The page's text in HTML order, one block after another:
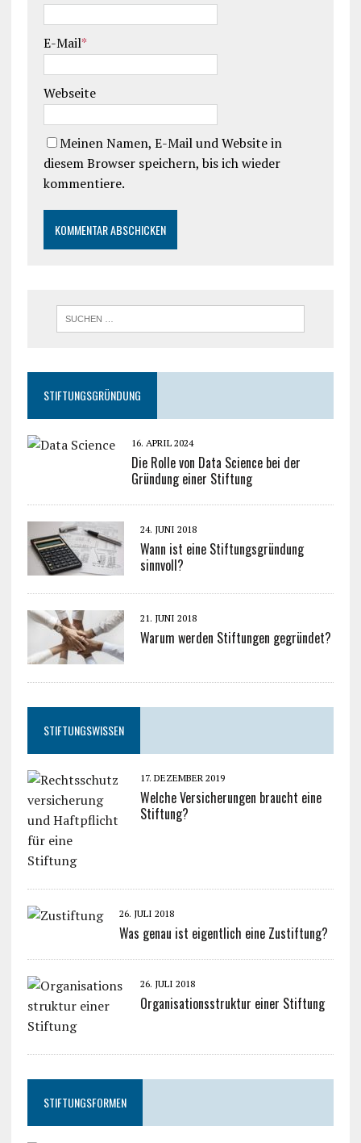
E-Mail*
Webseite
Meinen Namen, E-Mail und Website in
diesem Browser speichern, bis ich wieder
kommentiere.
STIFTUNGSGRÜNDUNG
16. APRIL 2024
Die Rolle von Data Science bei der
Gründung einer Stiftung
24. JUNI 2018
Wann ist eine Stiftungsgründung
sinnvoll?
21. JUNI 2018
Warum werden Stiftungen gegründet?
STIFTUNGSWISSEN
17. DEZEMBER 2019
Welche Versicherungen braucht eine
Stiftung?
26. JULI 2018
Was genau ist eigentlich eine Zustiftung?
26. JULI 2018
Organisationsstruktur einer Stiftung
STIFTUNGSFORMEN